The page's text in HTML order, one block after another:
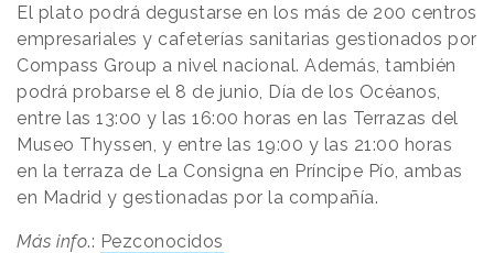
El plato podrá degustarse en los más de 200 centros
empresariales y cafeterías sanitarias gestionados por
Compass Group a nivel nacional. Además, también
podrá probarse el 8 de junio, Día de los Océanos,
entre las 13:00 y las 16:00 horas en las Terrazas del
Museo Thyssen, y entre las 19:00 y las 21:00 horas
en la terraza de La Consigna en Príncipe Pío, ambas
en Madrid y gestionadas por la compañía.
Más info.: Pezconocidos